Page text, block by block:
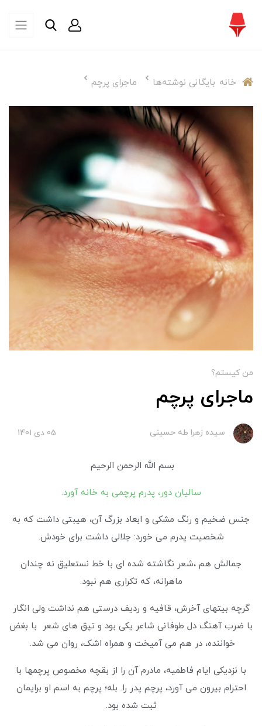
خانه بایگانی نوشته‌ها ماجرای پرچم
من کیستم؟
ماجرای پرچم
سیده زهرا طه حسینی 05 دی 1401
بسم الله الرحمن الرحیم
سالیان دور، پدرم پرچمی به خانه آورد.
جنس ضخیم و رنگ مشکی و ابعاد بزرگ آن، هیبتی داشت که به
شخصیت پدرم می خورد: جلالی داشت برای خودش.
جمالش هم ،شعر نگاشته شده ای با خط نستعلیق نه چندان
ماهرانه، که تکراری هم نبود.
گرچه بیتهای آخرش، قافیه و ردیف درستی هم نداشت ولی انگار
با ضرب آهنگ دل طوفانی شاعر یکی بود و تپق های شعر با بغض
خواننده، در هم می آمیخت و همراه اشک، روان می شد.
با نزدیکی ایام فاطمیه، مادرم آن را از بقچه مخصوص پرچمها با
احترام بیرون می آورد، پرچم پدر را. بله؛ پرچم به اسم او برایمان
ثبت شده بود.